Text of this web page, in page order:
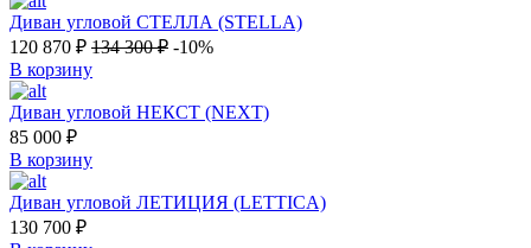
Диван угловой СТЕЛЛА (STELLA)
120 870 ₽ 134 300₽ -10%
В корзину
Диван угловой НЕКСТ (NEXT)
85 000 ₽
В корзину
Диван угловой ЛЕТИЦИЯ (LETTICA)
130 700 ₽